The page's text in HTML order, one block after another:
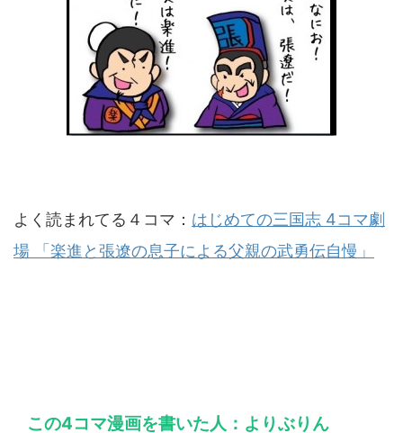
よく読まれてる４コマ： はじめての三国志 4コマ劇
場 「楽進と張遼の息子による父親の武勇伝自慢」
この4コマ漫画を書いた人：よりぶりん